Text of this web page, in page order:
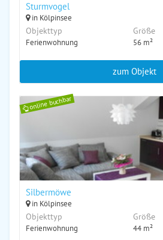
Sturmvogel
in Kölpinsee
Objekttyp
Ferienwohnung
Größe
56 m²
zum Objekt
online buchbar
Silbermöwe
in Kölpinsee
Objekttyp
Ferienwohnung
Größe
44 m²